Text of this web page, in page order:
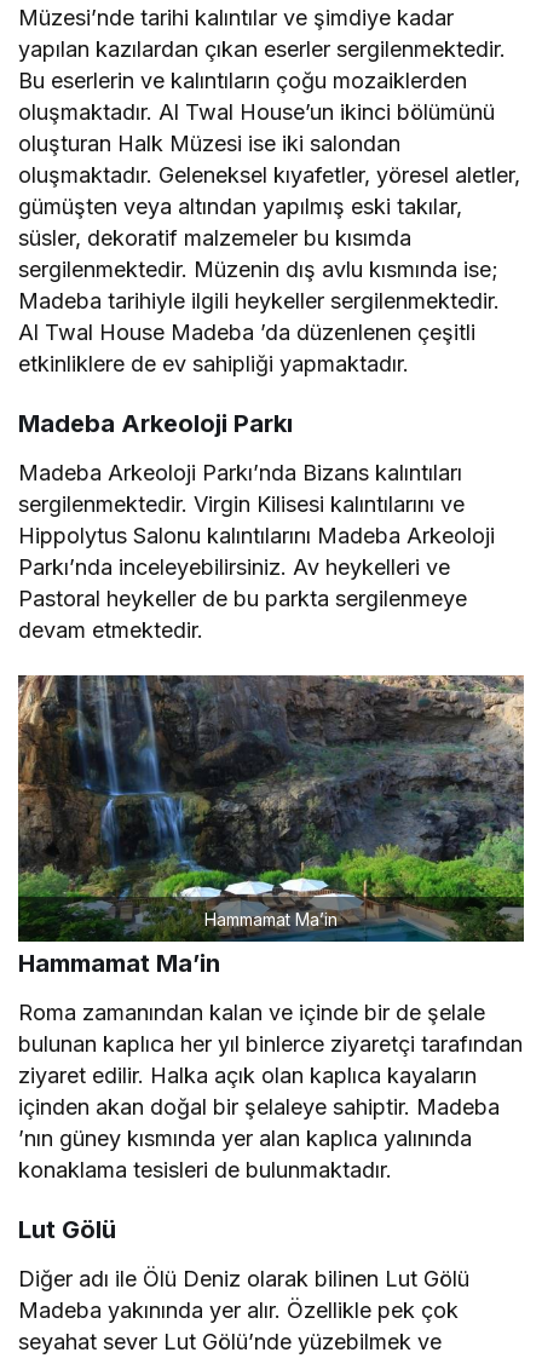
Müzesi’nde tarihi kalıntılar ve şimdiye kadar
yapılan kazılardan çıkan eserler sergilenmektedir.
Bu eserlerin ve kalıntıların çoğu mozaiklerden
oluşmaktadır. Al Twal House’un ikinci bölümünü
oluşturan Halk Müzesi ise iki salondan
oluşmaktadır. Geleneksel kıyafetler, yöresel aletler,
gümüşten veya altından yapılmış eski takılar,
süsler, dekoratif malzemeler bu kısımda
sergilenmektedir. Müzenin dış avlu kısmında ise;
Madeba tarihiyle ilgili heykeller sergilenmektedir.
Al Twal House Madeba ’da düzenlenen çeşitli
etkinliklere de ev sahipliği yapmaktadır.
Madeba Arkeoloji Parkı
Madeba Arkeoloji Parkı’nda Bizans kalıntıları
sergilenmektedir. Virgin Kilisesi kalıntılarını ve
Hippolytus Salonu kalıntılarını Madeba Arkeoloji
Parkı’nda inceleyebilirsiniz. Av heykelleri ve
Pastoral heykeller de bu parkta sergilenmeye
devam etmektedir.
Hammamat Ma’in
Hammamat Ma’in
Roma zamanından kalan ve içinde bir de şelale
bulunan kaplıca her yıl binlerce ziyaretçi tarafından
ziyaret edilir. Halka açık olan kaplıca kayaların
içinden akan doğal bir şelaleye sahiptir. Madeba
’nın güney kısmında yer alan kaplıca yalınında
konaklama tesisleri de bulunmaktadır.
Lut Gölü
Diğer adı ile Ölü Deniz olarak bilinen Lut Gölü
Madeba yakınında yer alır. Özellikle pek çok
seyahat sever Lut Gölü’nde yüzebilmek ve